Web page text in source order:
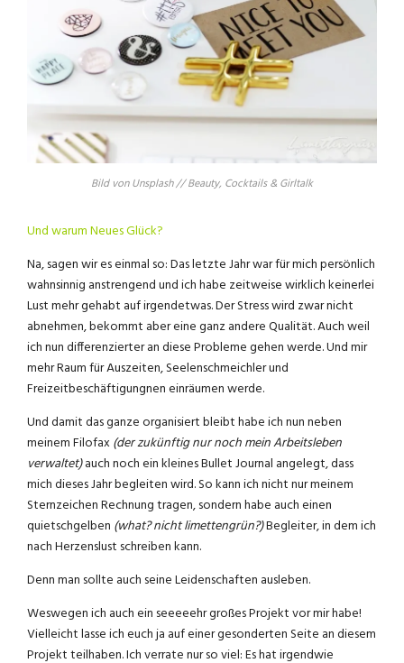
Bild von Unsplash // Beauty, Cocktails & Girltalk
Und warum Neues Glück?
Na, sagen wir es einmal so: Das letzte Jahr war für mich persönlich
wahnsinnig anstrengend und ich habe zeitweise wirklich keinerlei
Lust mehr gehabt auf irgendetwas. Der Stress wird zwar nicht
abnehmen, bekommt aber eine ganz andere Qualität. Auch weil
ich nun differenzierter an diese Probleme gehen werde. Und mir
mehr Raum für Auszeiten, Seelenschmeichler und
Freizeitbeschäftigungnen einräumen werde.
Und damit das ganze organisiert bleibt habe ich nun neben
meinem Filofax (der zukünftig nur noch mein Arbeitsleben
verwaltet)auch noch ein kleines Bullet Journal angelegt, dass
mich dieses Jahr begleiten wird. So kann ich nicht nur meinem
Sternzeichen Rechnung tragen, sondern habe auch einen
quietschgelben (what? nicht limettengrün?)Begleiter, in dem ich
nach Herzenslust schreiben kann.
Denn man sollte auch seine Leidenschaften ausleben.
Weswegen ich auch ein seeeeehr großes Projekt vor mir habe!
Vielleicht lasse ich euch ja auf einer gesonderten Seite an diesem
Projekt teilhaben. Ich verrate nur so viel: Es hat irgendwie